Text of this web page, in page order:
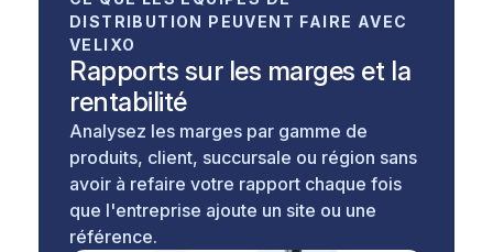
DISTRIBUTION PEUVENT FAIRE AVEC
VELIXO
Rapports sur les marges et la
rentabilité
Analysez les marges par gamme de
produits, client, succursale ou région sans
avoir à refaire votre rapport chaque fois
que l'entreprise ajoute un site ou une
référence.